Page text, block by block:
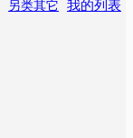
另类其它 我的列表